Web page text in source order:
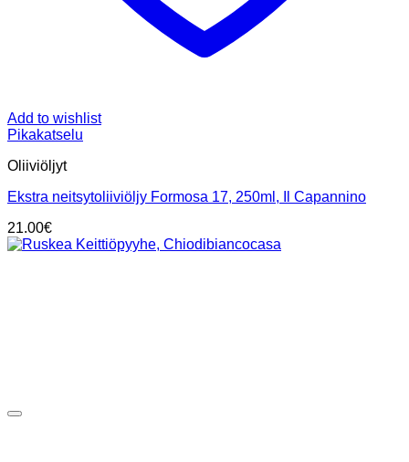
Add to wishlist
Pikakatselu
Oliiviöljyt
Ekstra neitsytoliiviöljy Formosa 17, 250ml, Il Capannino
21.00€